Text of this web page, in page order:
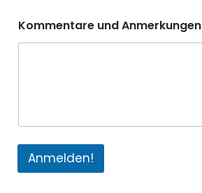
Kommentare und Anmerkungen
Anmelden!